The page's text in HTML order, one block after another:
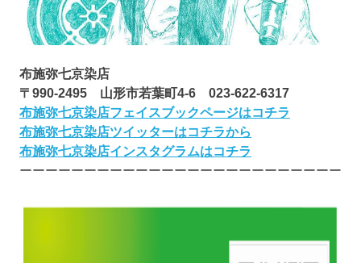
布施弥七京染店
〒990-2495 山形市若葉町4-6 023-622-6317
布施弥七京染店フェイスブックページはコチラ
布施弥七京染店ツイッターはコチラから
布施弥七京染店インスタグラムはコチラ
ーーーーーーーーーーーーーーーーーーーーーーーーー